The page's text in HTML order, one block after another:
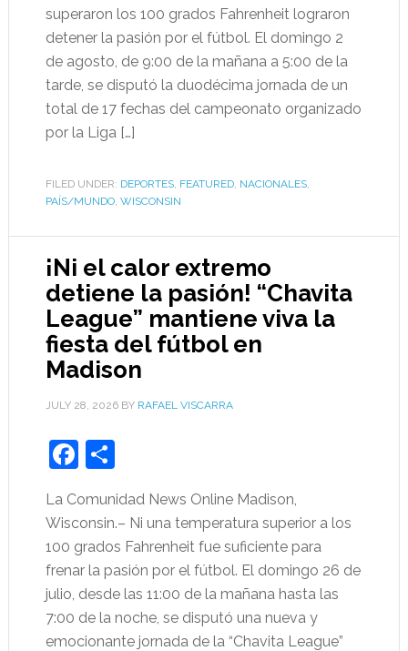
superaron los 100 grados Fahrenheit lograron
detener la pasión por el fútbol. El domingo 2
de agosto, de 9:00 de la mañana a 5:00 de la
tarde, se disputó la duodécima jornada de un
total de 17 fechas del campeonato organizado
por la Liga […]
FILED UNDER: DEPORTES, FEATURED, NACIONALES,
PAÍS/MUNDO, WISCONSIN
¡Ni el calor extremo
detiene la pasión! “Chavita
League” mantiene viva la
fiesta del fútbol en
Madison
JULY 28, 2026BY RAFAEL VISCARRA
Facebook
Share
La Comunidad News Online Madison,
Wisconsin.– Ni una temperatura superior a los
100 grados Fahrenheit fue suficiente para
frenar la pasión por el fútbol. El domingo 26 de
julio, desde las 11:00 de la mañana hasta las
7:00 de la noche, se disputó una nueva y
emocionante jornada de la “Chavita League”